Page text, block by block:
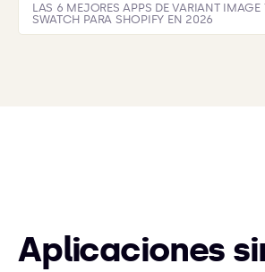
LAS 6 MEJORES APPS DE VARIANT IMAGE
SWATCH PARA SHOPIFY EN 2026
Aplicaciones